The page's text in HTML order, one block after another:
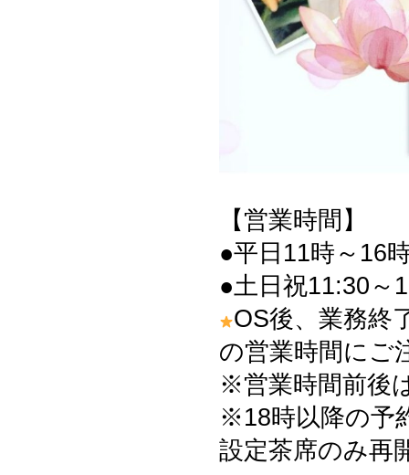
【営業時間】
●平日11時～16
●土日祝11:30～
OS後、業務終
の営業時間にご
※営業時間前後
※18時以降の予
設定茶席のみ再